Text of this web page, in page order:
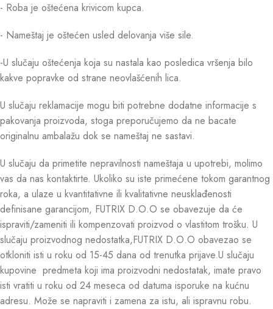
- Roba je oštećena krivicom kupca.
- Nameštaj je oštećen usled delovanja više sile.
-U slučaju oštećenja koja su nastala kao posledica vršenja bilo
kakve popravke od strane neovlašćenih lica.
U slučaju reklamacije mogu biti potrebne dodatne informacije s
pakovanja proizvoda, stoga preporučujemo da ne bacate
originalnu ambalažu dok se nameštaj ne sastavi.
U slučaju da primetite nepravilnosti nameštaja u upotrebi, molimo
vas da nas kontaktirte. Ukoliko su iste primećene tokom garantnog
roka, a ulaze u kvantitativne ili kvalitativne neusklađenosti
definisane garancijom, FUTRIX D.O.O se obavezuje da će
ispraviti/zameniti ili kompenzovati proizvod o vlastitom trošku. U
slučaju proizvodnog nedostatka,FUTRIX D.O.O obavezao se
otkloniti isti u roku od 15-45 dana od trenutka prijave.U slučaju
kupovine predmeta koji ima proizvodni nedostatak, imate pravo
isti vratiti u roku od 24 meseca od datuma isporuke na kućnu
adresu. Može se napraviti i zamena za istu, ali ispravnu robu.